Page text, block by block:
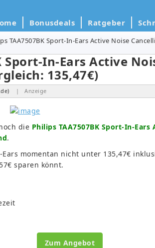
Bonusdeals Ratgeber
TAA7507BK Sport-In-Ears Active Noise
Sport-In-Ears Active
135,47€)
| Anzeige
die Philips TAA7507BK Sport-In-
.
momentan nicht unter 135,47€
sparen könnt.
Zum Angebot